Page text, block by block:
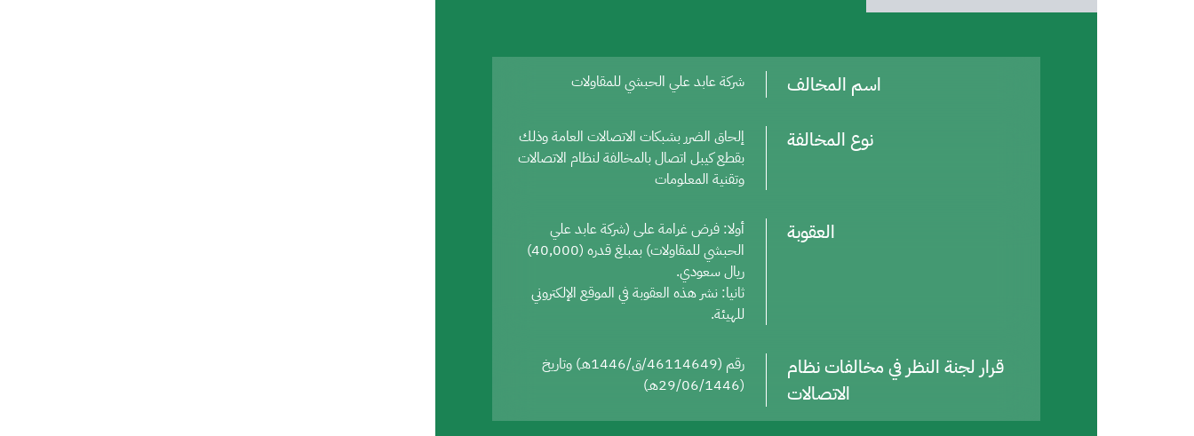
اسم المخالف شركة عابد علي الحبشي للمقاولات
نوع المخالفة
إلحاق الضرر بشبكات الاتصالات العامة وذلك
بقطع كيبل اتصال بالمخالفة لنظام الاتصالات
وتقنية المعلومات
العقوبة
أولا: فرض غرامة على (شركة عابد علي
الحبشي للمقاولات) بمبلغ قدره (40,000)
ريال سعودي.
ثانيا: نشر هذه العقوبة في الموقع الإلكتروني
للهيئة.
قرار لجنة النظر في مخالفات نظام
الاتصالات
رقم (46114649/ق/1446هـ) وتاريخ
(29/06/1446هـ)